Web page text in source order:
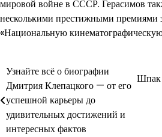
мировой войне в СССР. Герасимов
несколькими престижными премиями
«Национальную
Навигация
по
записям
Узнайте всё о биографии
Дмитрия Клепацкого — от его
успешной карьеры до
удивительных достижений и
интересных фактов
Шпак